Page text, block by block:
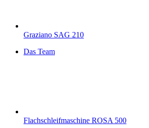
Graziano SAG 210
Das Team
Flachschleifmaschine ROSA 500